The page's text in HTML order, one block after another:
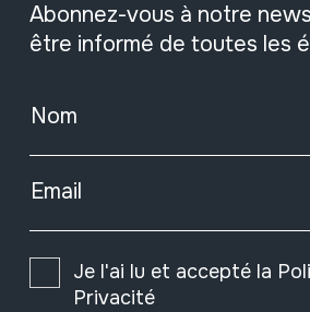
Abonnez-vous à notre
être informé de toutes les
Nom
Email
Je l'ai lu et accepté la
Privacité